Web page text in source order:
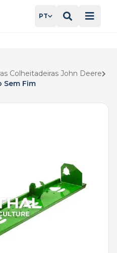
PT
Colheitadeiras John Deere
Sem Fim